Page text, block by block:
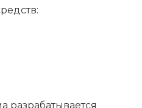
разрабатывается